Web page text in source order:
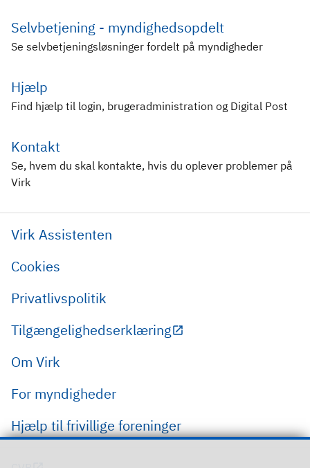
Selvbetjening - myndighedsopdelt
Se selvbetjeningsløsninger fordelt på myndigheder
Hjælp
Find hjælp til login, brugeradministration og Digital Post
Kontakt
Se, hvem du skal kontakte, hvis du oplever problemer på
Virk
Virk Assistenten
Cookies
Privatlivspolitik
Tilgængelighedserklæring
Om Virk
For myndigheder
Hjælp til frivillige foreninger